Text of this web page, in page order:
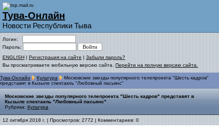
Тува-Онлайн
Новости Республики Тыва
Логин:
Пароль:
ENGLISH | Регистрация на сайте | Забыли пароль?
Вы просматриваете мобильную версию сайта. Перейти на полную версию сайта.
Тува-Онлайн Культура
Московские звезды популярного телепроекта "Шесть кадров"
представят в Кызыле спектакль "Любовный пасьянс"
Московские звезды популярного телепроекта "Шесть кадров" представят в
Кызыле спектакль "Любовный пасьянс"
Рубрика: Культура
12 октября 2018 г. | Просмотров: 2772 | Комментариев: 0